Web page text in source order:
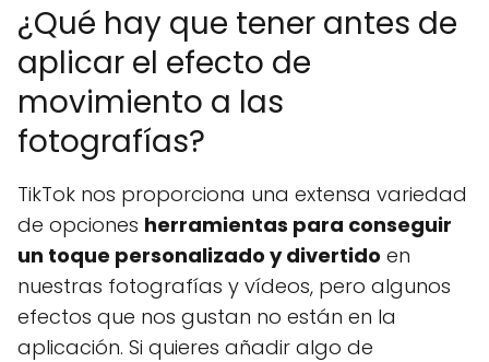
¿Qué hay que tener antes de
aplicar el efecto de
movimiento a las
fotografías?
TikTok nos proporciona una extensa variedad
de opciones herramientas para conseguir
un toque personalizado y divertido en
nuestras fotografías y vídeos, pero algunos
efectos que nos gustan no están en la
aplicación. Si quieres añadir algo de